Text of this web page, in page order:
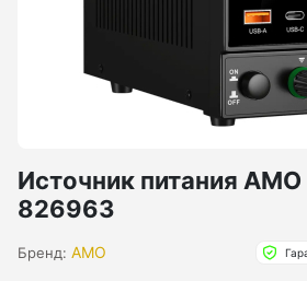
Источник питания
826963
Бренд: AMO
Бензиновые генераторы
Бензиновые генераторы
Дальномеры